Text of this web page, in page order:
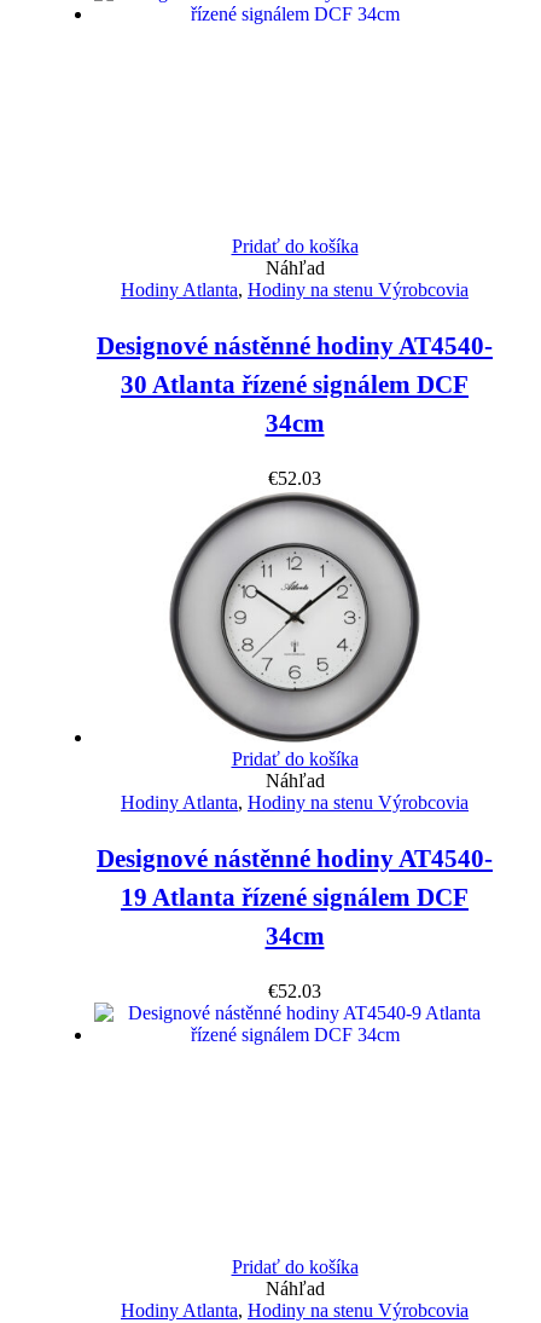
Pridať do košíka
Náhľad
Hodiny Atlanta, Hodiny na stenu Výrobcovia
Designové nástěnné hodiny AT4540-
30 Atlanta řízené signálem DCF
34cm
€52.03
Pridať do košíka
Náhľad
Hodiny Atlanta, Hodiny na stenu Výrobcovia
Designové nástěnné hodiny AT4540-
19 Atlanta řízené signálem DCF
34cm
€52.03
Pridať do košíka
Náhľad
Hodiny Atlanta, Hodiny na stenu Výrobcovia